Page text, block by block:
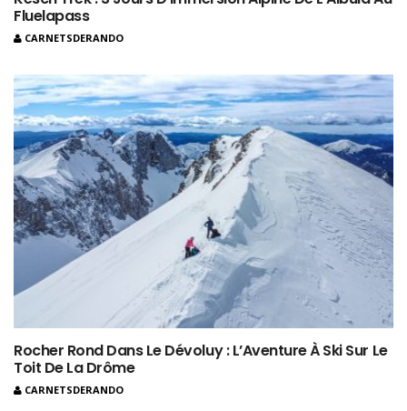
Fluelapass
CARNETSDERANDO
Rocher Rond Dans Le Dévoluy : L’Aventure À Ski Sur Le
Toit De La Drôme
CARNETSDERANDO